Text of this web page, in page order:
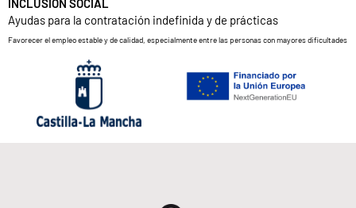
INCLUSIÓN SOCIAL
Ayudas para la contratación indefinida y de prácticas
Favorecer el empleo estable y de calidad, especialmente entre las personas con mayores dificultades